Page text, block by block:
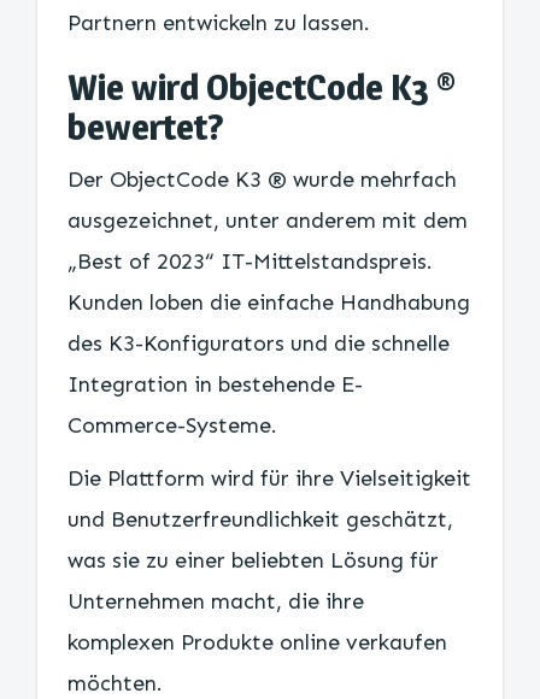
Partnern entwickeln zu lassen.
Wie wird ObjectCode K3 ®
bewertet?
Der ObjectCode K3 ® wurde mehrfach
ausgezeichnet, unter anderem mit dem
„Best of 2023“ IT-Mittelstandspreis.
Kunden loben die einfache Handhabung
des K3-Konfigurators und die schnelle
Integration in bestehende E-
Commerce-Systeme.
Die Plattform wird für ihre Vielseitigkeit
und Benutzerfreundlichkeit geschätzt,
was sie zu einer beliebten Lösung für
Unternehmen macht, die ihre
komplexen Produkte online verkaufen
möchten.